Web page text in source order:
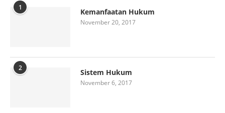
1 Kemanfaatan Hukum
November 20, 2017
2 Sistem Hukum
November 6, 2017